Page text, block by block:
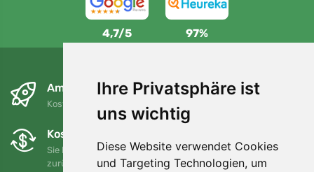
Ihre Privatsphäre ist
uns wichtig
Diese Website verwendet Cookies
und Targeting Technologien, um
4,7/5 97%
Am nächsten Tag und kostenlos
Kostenloser Versand für Bestellungen über 80 EUR
Kostenloser Umtausch und Rückgabe
Sie können Ihre Bestellung jederzeit innerhalb von 90 Tagen
zurückgeben oder umtauschen.